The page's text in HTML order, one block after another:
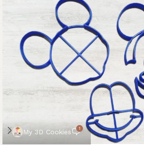
My 3D Cookies 1